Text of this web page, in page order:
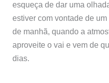
esqueça de dar uma
estiver com vontade de
de manhã, quando a
aproveite o vai e vem de
dias.